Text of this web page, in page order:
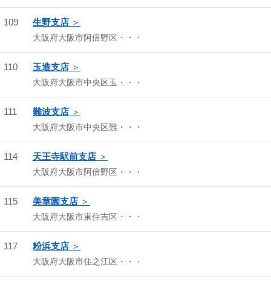
109 生野支店
大阪府大阪市阿倍野区・・・
110 玉造支店
大阪府大阪市中央区玉・・・
111 難波支店
大阪府大阪市中央区難・・・
114 天王寺駅前支店
大阪府大阪市阿倍野区・・・
115 美章園支店
大阪府大阪市東住吉区・・・
117 粉浜支店
大阪府大阪市住之江区・・・